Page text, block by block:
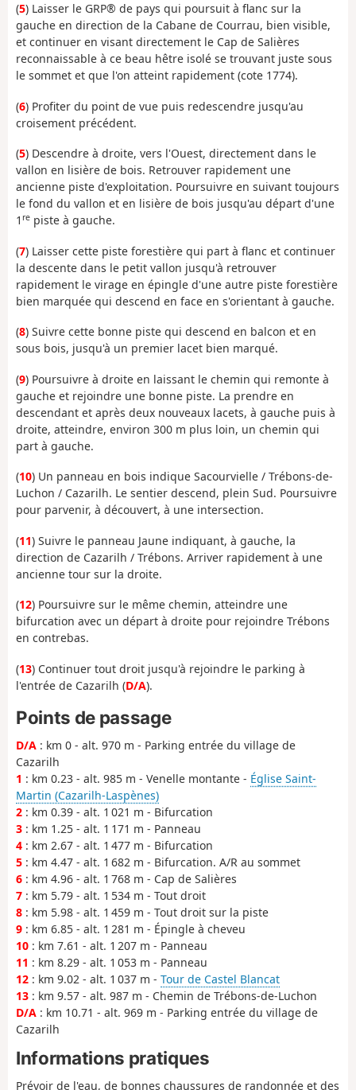
(5) Laisser le GRP® de pays qui poursuit à flanc sur la
gauche en direction de la Cabane de Courrau, bien visible,
et continuer en visant directement le Cap de Salières
reconnaissable à ce beau hêtre isolé se trouvant juste sous
le sommet et que l'on atteint rapidement (cote 1774).
(6) Profiter du point de vue puis redescendre jusqu'au
croisement précédent.
(5) Descendre à droite, vers l'Ouest, directement dans le
vallon en lisière de bois. Retrouver rapidement une
ancienne piste d'exploitation. Poursuivre en suivant toujours
le fond du vallon et en lisière de bois jusqu'au départ d'une
1 re piste à gauche.
(7) Laisser cette piste forestière qui part à flanc et continuer
la descente dans le petit vallon jusqu'à retrouver
rapidement le virage en épingle d'une autre piste forestière
bien marquée qui descend en face en s'orientant à gauche.
(8) Suivre cette bonne piste qui descend en balcon et en
sous bois, jusqu'à un premier lacet bien marqué.
(9) Poursuivre à droite en laissant le chemin qui remonte à
gauche et rejoindre une bonne piste. La prendre en
descendant et après deux nouveaux lacets, à gauche puis à
droite, atteindre, environ 300 m plus loin, un chemin qui
part à gauche.
(10) Un panneau en bois indique Sacourvielle / Trébons-de-
Luchon / Cazarilh. Le sentier descend, plein Sud. Poursuivre
pour parvenir, à découvert, à une intersection.
(11) Suivre le panneau Jaune indiquant, à gauche, la
direction de Cazarilh / Trébons. Arriver rapidement à une
ancienne tour sur la droite.
(12) Poursuivre sur le même chemin, atteindre une
bifurcation avec un départ à droite pour rejoindre Trébons
en contrebas.
(13) Continuer tout droit jusqu'à rejoindre le parking à
l'entrée de Cazarilh (D/A).
Points de passage
D/A : km 0 - alt. 970 m - Parking entrée du village de
Cazarilh
1 : km 0.23 - alt. 985 m - Venelle montante - Église Saint-
Martin (Cazarilh-Laspènes)
2 : km 0.39 - alt. 1 021 m - Bifurcation
3 : km 1.25 - alt. 1 171 m - Panneau
4 : km 2.67 - alt. 1 477 m - Bifurcation
5 : km 4.47 - alt. 1 682 m - Bifurcation. A/R au sommet
6 : km 4.96 - alt. 1 768 m - Cap de Salières
7 : km 5.79 - alt. 1 534 m - Tout droit
8 : km 5.98 - alt. 1 459 m - Tout droit sur la piste
9 : km 6.85 - alt. 1 281 m - Épingle à cheveu
10 : km 7.61 - alt. 1 207 m - Panneau
11 : km 8.29 - alt. 1 053 m - Panneau
12 : km 9.02 - alt. 1 037 m - Tour de Castel Blancat
13 : km 9.57 - alt. 987 m - Chemin de Trébons-de-Luchon
D/A : km 10.71 - alt. 969 m - Parking entrée du village de
Cazarilh
Informations pratiques
Prévoir de l'eau, de bonnes chaussures de randonnée et des